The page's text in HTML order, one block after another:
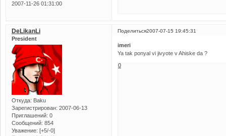
2007-11-26 01:31:00
Поделиться2007-07-15 19:45:31
DeLikanLi
President
Откуда: Baku
Зарегистрирован: 2007-06-13
Приглашений: 0
Сообщений: 854
Уважение: [+5/-0]
imeri
Ya tak ponyal vi jivyote v Ahiske da ?
0